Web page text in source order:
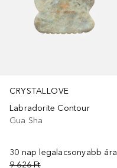
CRYSTALLOVE
Labradorite Contour
Gua Sha
30 nap legalacsonyabb ára
9 626 Ft